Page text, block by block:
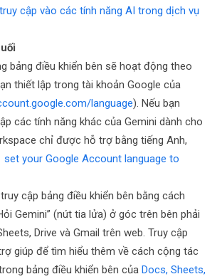
cập vào các tính năng AI trong dịch vụ
bảng điều khiển bên sẽ hoạt động theo
thiết lập trong tài khoản Google của
language). Nếu bạn
các tính năng khác của Gemini dành cho
chỉ được hỗ trợ bằng tiếng Anh,
set your Google Account language to
cập bảng điều khiển bên bằng cách
Gemini” (nút tia lửa) ở góc trên bên phải
Drive và Gmail trên web. Truy cập
giúp để tìm hiểu thêm về cách cộng tác
bảng điều khiển bên củaDocs, Sheets,